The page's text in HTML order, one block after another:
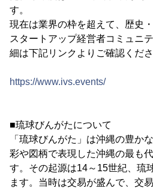
す。
現在は業界の枠を超えて、歴史
スタートアップ経営者コミュニ
細は下記リンクよりご確認くださ
https://www.ivs.events/
■琉球びんがたについて
「琉球びんがた」は沖縄の豊か
彩や図柄で表現した沖縄の最も
す。その起源は14～15世紀、琉
ます。当時は交易が盛んで、交